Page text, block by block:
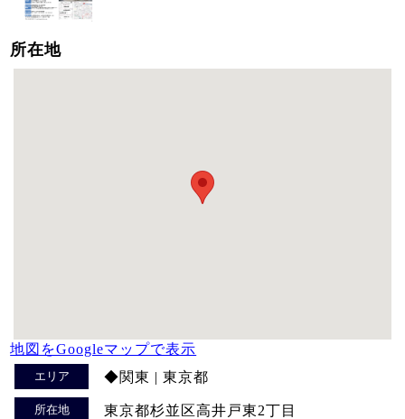
所在地
地図をGoogleマップで表示
エリア ◆関東 | 東京都
所在地 東京都杉並区高井戸東2丁目